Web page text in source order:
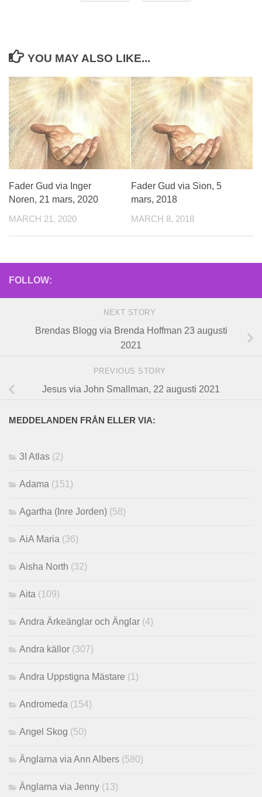
YOU MAY ALSO LIKE...
Fader Gud via Inger
Noren, 21 mars, 2020
MARCH 21, 2020
Fader Gud via Sion, 5
mars, 2018
MARCH 8, 2018
FOLLOW:
NEXT STORY
Brendas Blogg via Brenda Hoffman 23 augusti
2021
PREVIOUS STORY
Jesus via John Smallman, 22 augusti 2021
MEDDELANDEN FRÅN ELLER VIA:
3I Atlas (2)
Adama (151)
Agartha (Inre Jorden) (58)
AiA Maria (36)
Aisha North (32)
Aita (109)
Andra Ärkeänglar och Änglar (4)
Andra källor (307)
Andra Uppstigna Mästare (1)
Andromeda (154)
Angel Skog (50)
Änglarna via Ann Albers (580)
Änglarna via Jenny (13)